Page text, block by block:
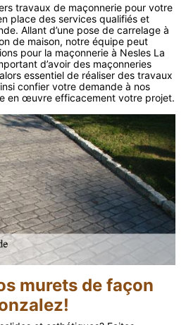
travaux de maçonnerie pour votre
place des services qualifiés et
Allant d’une pose de carrelage à
de maison, notre équipe peut
pour la maçonnerie à Nesles La
d’avoir des maçonneries
essentiel de réaliser des travaux
confier votre demande à nos
en œuvre efficacement votre projet.
murets de façon